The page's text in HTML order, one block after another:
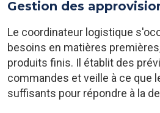
Gestion des
Le coordinateur logistique
besoins en matières
produits finis. Il établit des
commandes et veille à ce que
suffisants pour répondre à la